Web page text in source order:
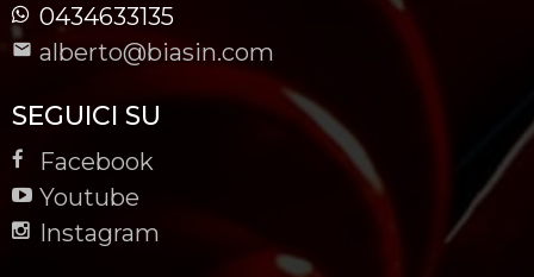
0434633135
alberto@biasin.com
SEGUICI SU
Facebook
Youtube
Instagram